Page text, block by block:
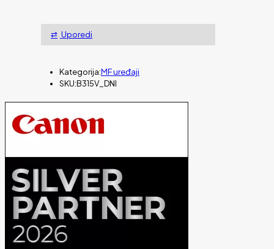
Uporedi
Kategorija:MF uređaji
SKU:B315V_DNI